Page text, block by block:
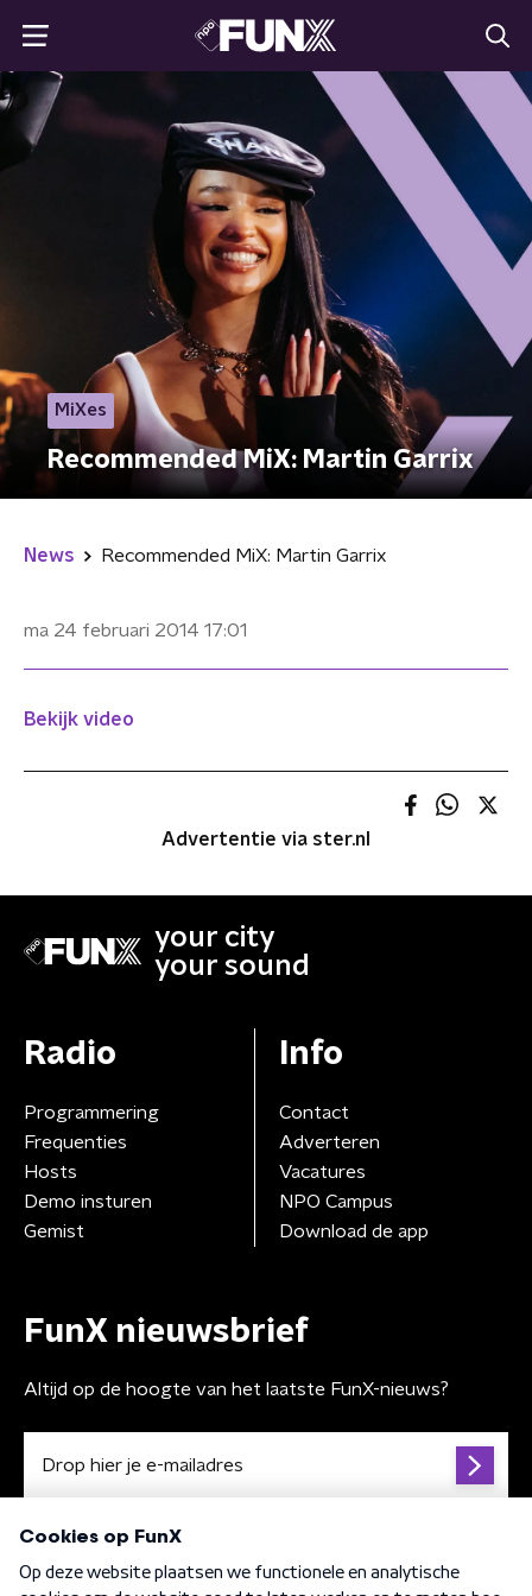
MiXes
Recommended MiX: Martin Garrix
News Recommended MiX: Martin Garrix
ma 24 februari 2014 17:01
Bekijk video
Advertentie via ster.nl
your city
your sound
Radio
Programmering
Frequenties
Hosts
Demo insturen
Gemist
Info
Contact
Adverteren
Vacatures
NPO Campus
Download de app
FunX nieuwsbrief
Altijd op de hoogte van het laatste FunX-nieuws?